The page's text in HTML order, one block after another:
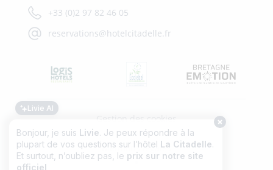
+33 (0)2 97 82 46 05
reservations@hotelcitadelle.fr
Mentions légales
Gestion des cookies
Bonjour, je suis Livie. Je peux répondre à la
plupart de vos questions sur l’hôtel La Citadelle.
Et surtout, n’oubliez pas, le prix sur notre site
officiel
Livie AI